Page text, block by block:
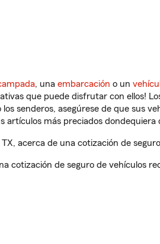
, una embarcación o un
que puede disfrutar con ellos!
senderos, asegúrese de que sus
artículos más preciados dondequiera
acerca de una cotización de
cotización de seguro de vehículos